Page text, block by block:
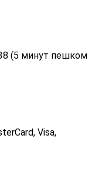
(5 минут пешком
Visa,